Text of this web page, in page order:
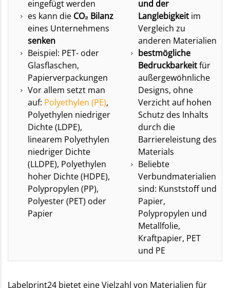
eingefügt werden
es kann die CO₂ Bilanz
eines Unternehmens
senken
Beispiel: PET- oder
Glasflaschen,
Papierverpackungen
Vor allem setzt man
auf: Polyethylen (PE),
Polyethylen niedriger
Dichte (LDPE),
linearem Polyethylen
niedriger Dichte
(LLDPE), Polyethylen
hoher Dichte (HDPE),
Polypropylen (PP),
Polyester (PET) oder
Papier
und der
Langlebigkeit im
Vergleich zu
anderen Materialien
bestmögliche
Bedruckbarkeitfür
außergewöhnliche
Designs, ohne
Verzicht auf hohen
Schutz des Inhalts
durch die
Barriereleistung des
Materials
Beliebte
Verbundmaterialien
sind: Kunststoff und
Papier,
Polypropylen und
Metallfolie,
Kraftpapier, PET
und PE
Labelprint24 bietet eine Vielzahl von Materialien für